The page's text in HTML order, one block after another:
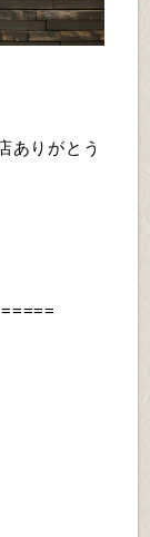
ありがとう